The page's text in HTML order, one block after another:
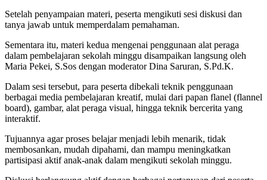
Setelah penyampaian materi, peserta mengikuti sesi diskusi dan
tanya jawab untuk memperdalam pemahaman.
Sementara itu, materi kedua mengenai penggunaan alat peraga
dalam pembelajaran sekolah minggu disampaikan langsung oleh
Maria Pekei, S.Sos dengan moderator Dina Saruran, S.Pd.K.
Dalam sesi tersebut, para peserta dibekali teknik penggunaan
berbagai media pembelajaran kreatif, mulai dari papan flanel (flannel
board), gambar, alat peraga visual, hingga teknik bercerita yang
interaktif.
Tujuannya agar proses belajar menjadi lebih menarik, tidak
membosankan, mudah dipahami, dan mampu meningkatkan
partisipasi aktif anak-anak dalam mengikuti sekolah minggu.